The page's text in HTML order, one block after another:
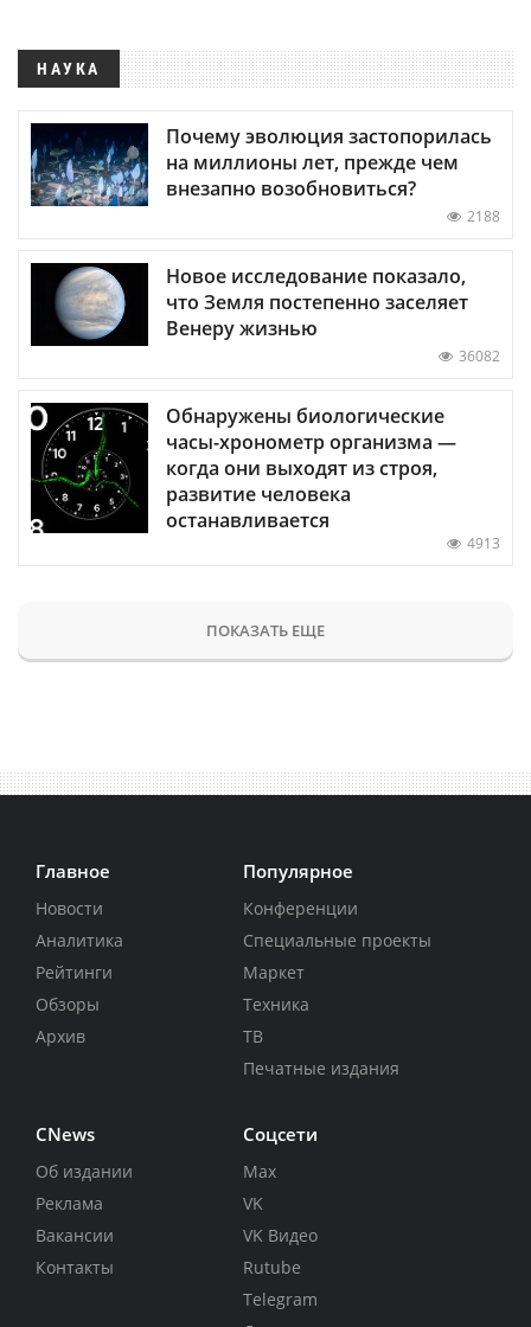
НАУКА
Почему эволюция застопорилась
на миллионы лет, прежде чем
внезапно возобновиться?
2188
Новое исследование показало,
что Земля постепенно заселяет
Венеру жизнью
36082
Обнаружены биологические
часы-хронометр организма —
когда они выходят из строя,
развитие человека
останавливается
4913
ПОКАЗАТЬ ЕЩЕ
Главное
Новости
Аналитика
Рейтинги
Обзоры
Архив
Популярное
Конференции
Специальные проекты
Маркет
Техника
ТВ
Печатные издания
CNews
Об издании
Реклама
Вакансии
Контакты
Соцсети
Max
VK
VK Видео
Rutube
Telegram